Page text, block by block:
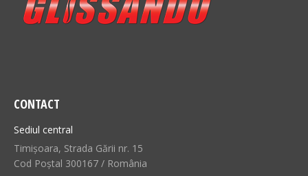
CONTACT
Sediul central
Timișoara, Strada Gării nr. 15
Cod Poștal 300167 / România